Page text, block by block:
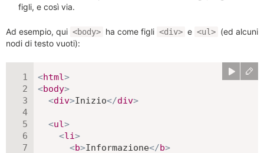
figli, e così via.
Ad esempio, qui <body> ha come figli <div> e <ul> (ed alcuni
nodi di testo vuoti):
<html>
<body>
<div>Inizio</div>
<ul>
<li>
<b>Informazione</b>